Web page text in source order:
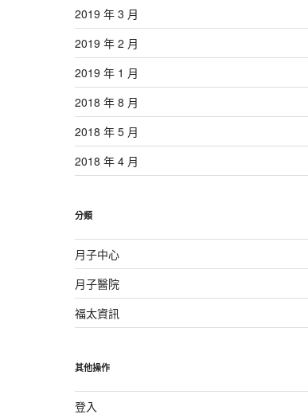
2019 年 3 月
2019 年 2 月
2019 年 1 月
2018 年 8 月
2018 年 5 月
2018 年 4 月
分類
月子中心
月子醫院
福太資訊
其他操作
登入